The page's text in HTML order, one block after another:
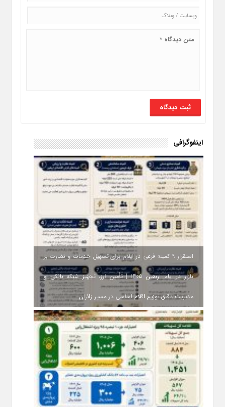
اینفوگرافی
استقرار ۹ کمیته فرعی در ایلام برای تسهیل خدمات و نظارت بر
بازار در ایام اربعین ۱۴۰۵ | تأمین ارز، تجهیز شبکه بانکی و
مدیریت دقیق توزیع اقلام اساسی در مسیر زائران